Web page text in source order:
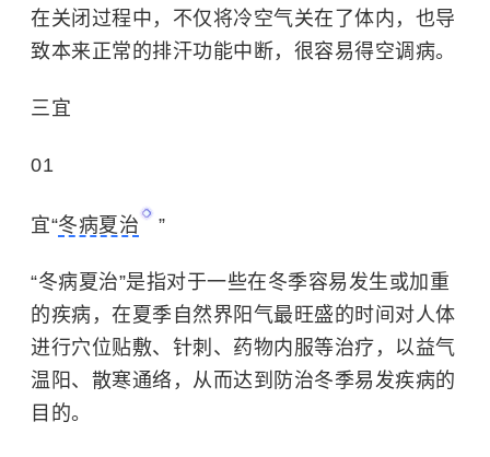
在关闭过程中，不仅将冷空气关在了体内，也导
致本来正常的排汗功能中断，很容易得空调病。
三宜
01
宜“冬病夏治 ”
“冬病夏治”是指对于一些在冬季容易发生或加重
的疾病，在夏季自然界阳气最旺盛的时间对人体
进行穴位贴敷、针刺、药物内服等治疗，以益气
温阳、散寒通络，从而达到防治冬季易发疾病的
目的。